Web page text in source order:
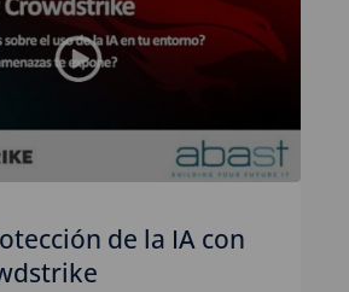
de la IA con